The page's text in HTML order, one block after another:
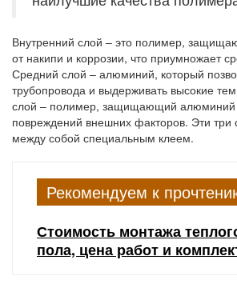
Внутренний слой – это полимер,
от накипи и коррозии, что приумножает
Средний слой – алюминий, который
трубопровода и выдерживать высокие
слой – полимер, защищающий алюминий
повреждений внешних факторов. Эти три
между собой специальным клеем.
Рекомендуем к
Стоимость монтажа
пола, цена работ и